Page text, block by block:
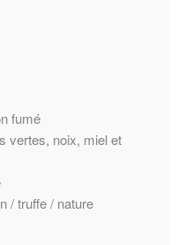
fumé
vertes, noix, miel et
/ truffe / nature